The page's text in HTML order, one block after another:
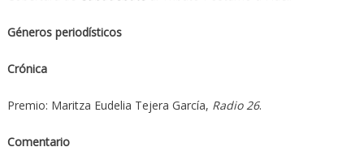
Géneros periodísticos
Crónica
Premio: Maritza Eudelia Tejera García, Radio 26.
Comentario